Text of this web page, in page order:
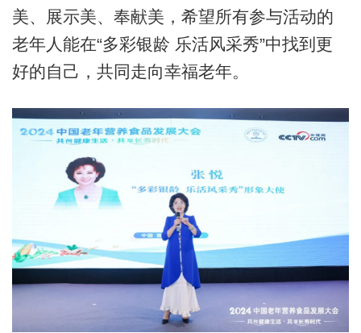
美、展示美、奉献美，希望所有参与活动的
老年人能在“多彩银龄 乐活风采秀”中找到更
好的自己，共同走向幸福老年。